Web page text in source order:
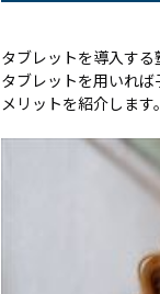
タブレットを導入する
タブレットを用いれ
メリットを紹介します。